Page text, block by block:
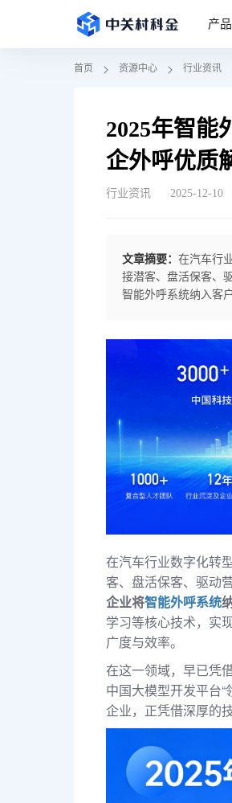
产品
首页 资源中心 行业资讯
2025年智能
企外呼优质
行业资讯 2025-12-10
文章摘要： 在汽车行
接潜客、盘活保客、
智能外呼系统纳入客
台“领导者”阵营、《
淀与行业落地经验，
在汽车行业数字化转
客、盘活保客、驱动
企业将智能外呼系统
学习等核心技术，实
广度与效率。
在这一领域，早已凭
中国大模型开发平台
企业，正凭借深厚的